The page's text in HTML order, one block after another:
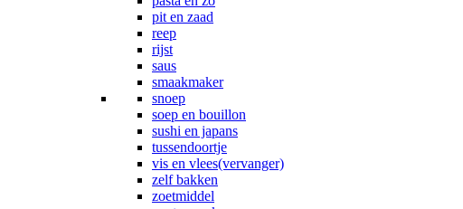
pit en zaad
reep
rijst
saus
smaakmaker
snoep
soep en bouillon
sushi en japans
tussendoortje
vis en vlees(vervanger)
zelf bakken
zoetmiddel